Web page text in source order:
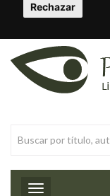
Rechazar
Toggle navigation